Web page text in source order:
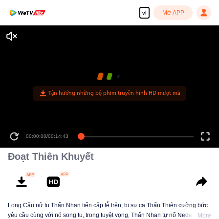
vi Mở APP
Tận hưởng những bộ phim truyền hình HD mượt mà
00:00:00/00:14:43
Đoạt Thiên Khuyết
Long Cẩu nữ tu Thấn Nhan tiến cấp lễ trên, bị sư ca Thấn Thiên cưỡng bức
yêu cầu cùng với nó song tu, trong tuyệt vọng, Thấn Nhan tự nổ Nedan, bịMore